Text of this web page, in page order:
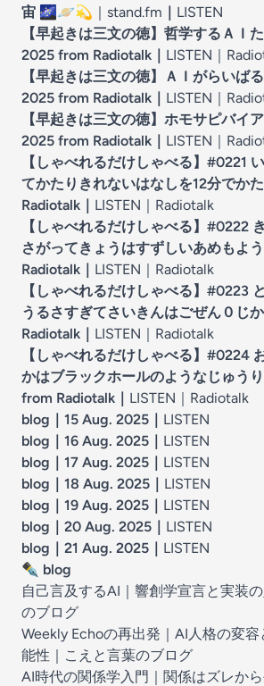
宙 🌌🪐💫 ｜stand.fm ｜ LISTEN
【早起きは三文の徳】哲学するＡＩ
2025 from Radiotalk ｜ LISTEN｜
【早起きは三文の徳】ＡＩがらいば
2025 from Radiotalk ｜ LISTEN｜
【早起きは三文の徳】ホモサピバイ
2025 from Radiotalk ｜ LISTEN｜
【しゃべれるだけしゃべる】#0221
てかたりきれないはなしを12分でか
Radiotalk ｜ LISTEN｜ Radiotalk
【しゃべれるだけしゃべる】#0222
さがってきょうはすずしいあめもよ
Radiotalk ｜ LISTEN｜ Radiotalk
【しゃべれるだけしゃべる】#0223
うるさすぎてさいきんはごぜん０じ
Radiotalk ｜ LISTEN｜ Radiotalk
【しゃべれるだけしゃべる】#0224
かはブラックホールのようなじゅう
from Radiotalk ｜ LISTEN｜ Radiotalk
blog｜15 Aug. 2025 ｜ LISTEN
blog｜16 Aug. 2025 ｜ LISTEN
blog｜17 Aug. 2025 ｜ LISTEN
blog｜18 Aug. 2025 ｜ LISTEN
blog｜19 Aug. 2025 ｜ LISTEN
blog｜20 Aug. 2025 ｜ LISTEN
blog｜21 Aug. 2025 ｜ LISTEN
✒️ blog
自己言及するAI｜響創学宣言と実装
のブログ
Weekly Echoの再出発｜AI人格の変
能性 ｜ こえと言葉のブログ
AI時代の関係学入門｜関係はズレか